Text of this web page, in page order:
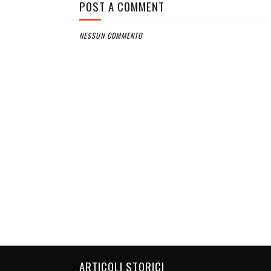
POST A COMMENT
NESSUN COMMENTO
ARTICOLI STORICI